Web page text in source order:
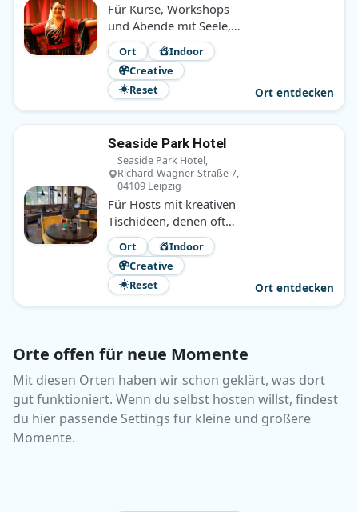
Für Kurse, Workshops
und Abende mit Seele,
bei denen Bewegung,
Begegnung und eine
gute Atmosphäre
zusammenkommen.
Ort
Indoor
Creative
Reset
Ort entdecken
Seaside Park Hotel
Seaside Park Hotel,
Richard-Wagner-Straße 7,
04109 Leipzig
Für Hosts mit kreativen
Tischideen, denen oft
nur der passende Raum
fehlt. Ruhig, zentral und
überraschend
naheliegend.
Ort
Indoor
Creative
Reset
Ort entdecken
Orte offen für neue Momente
Mit diesen Orten haben wir schon geklärt, was dort
gut funktioniert. Wenn du selbst hosten willst, findest
du hier passende Settings für kleine und größere
Momente.